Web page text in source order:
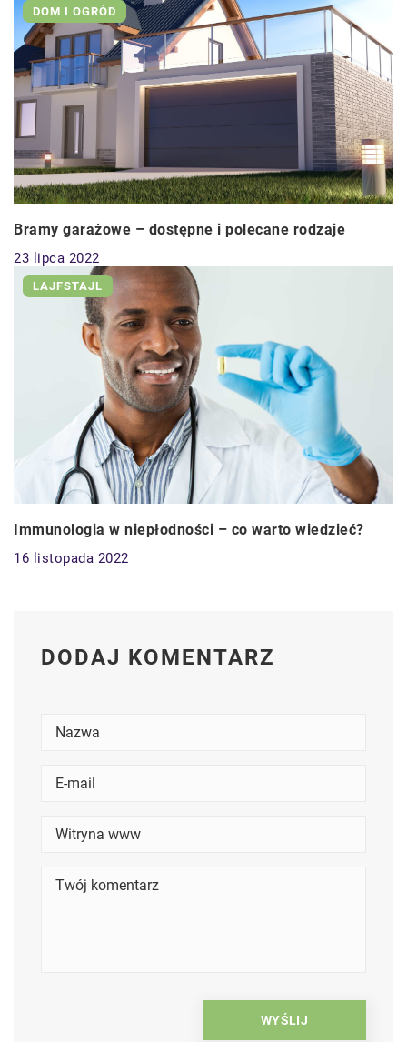
DOM I OGRÓD
Bramy garażowe – dostępne i polecane rodzaje
23 lipca 2022
LAJFSTAJL
Immunologia w niepłodności – co warto wiedzieć?
16 listopada 2022
DODAJ KOMENTARZ